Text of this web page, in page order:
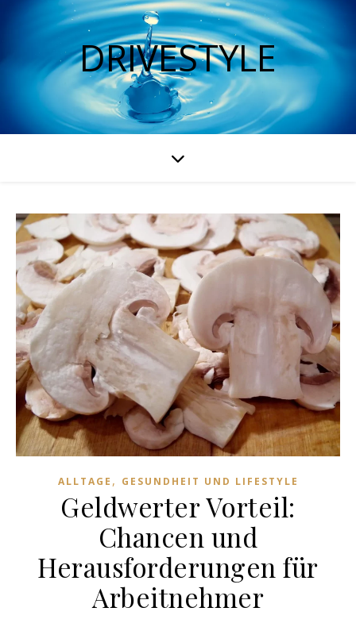
DRIVESTYLE
ALLTAGE , GESUNDHEIT UND LIFESTYLE
Geldwerter Vorteil:
Chancen und
Herausforderungen für
Arbeitnehmer